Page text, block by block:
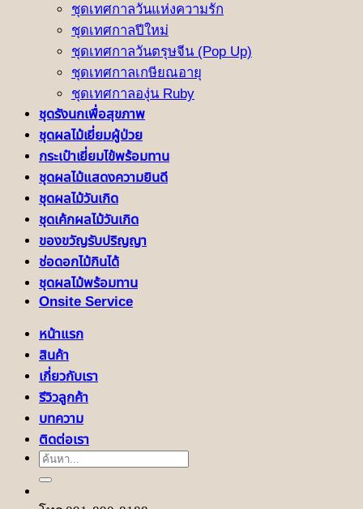
ชุดเทศกาลวันแห่งความรัก
ชุดเทศกาลปีใหม่
ชุดเทศกาลวันตรุษจีน (Pop Up)
ชุดเทศกาลเกษียณอายุ
ชุดเทศกาลองุ่น Ruby
ชุดรังนกเพื่อสุขภาพ
ชุดผลไม้เยี่ยมผู้ป่วย
กระเป๋าเยี่ยมไข้พร้อมทาน
ชุดผลไม้แสดงความยินดี
ชุดผลไม้วันเกิด
ชุดเค้กผลไม้วันเกิด
ของขวัญรับปริญญา
ช่อดอกไม้กินได้
ชุดผลไม้พร้อมทาน
Onsite Service
หน้าแรก
สินค้า
เกี่ยวกับเรา
รีวิวลูกค้า
บทความ
ติดต่อเรา
ค้นหา: